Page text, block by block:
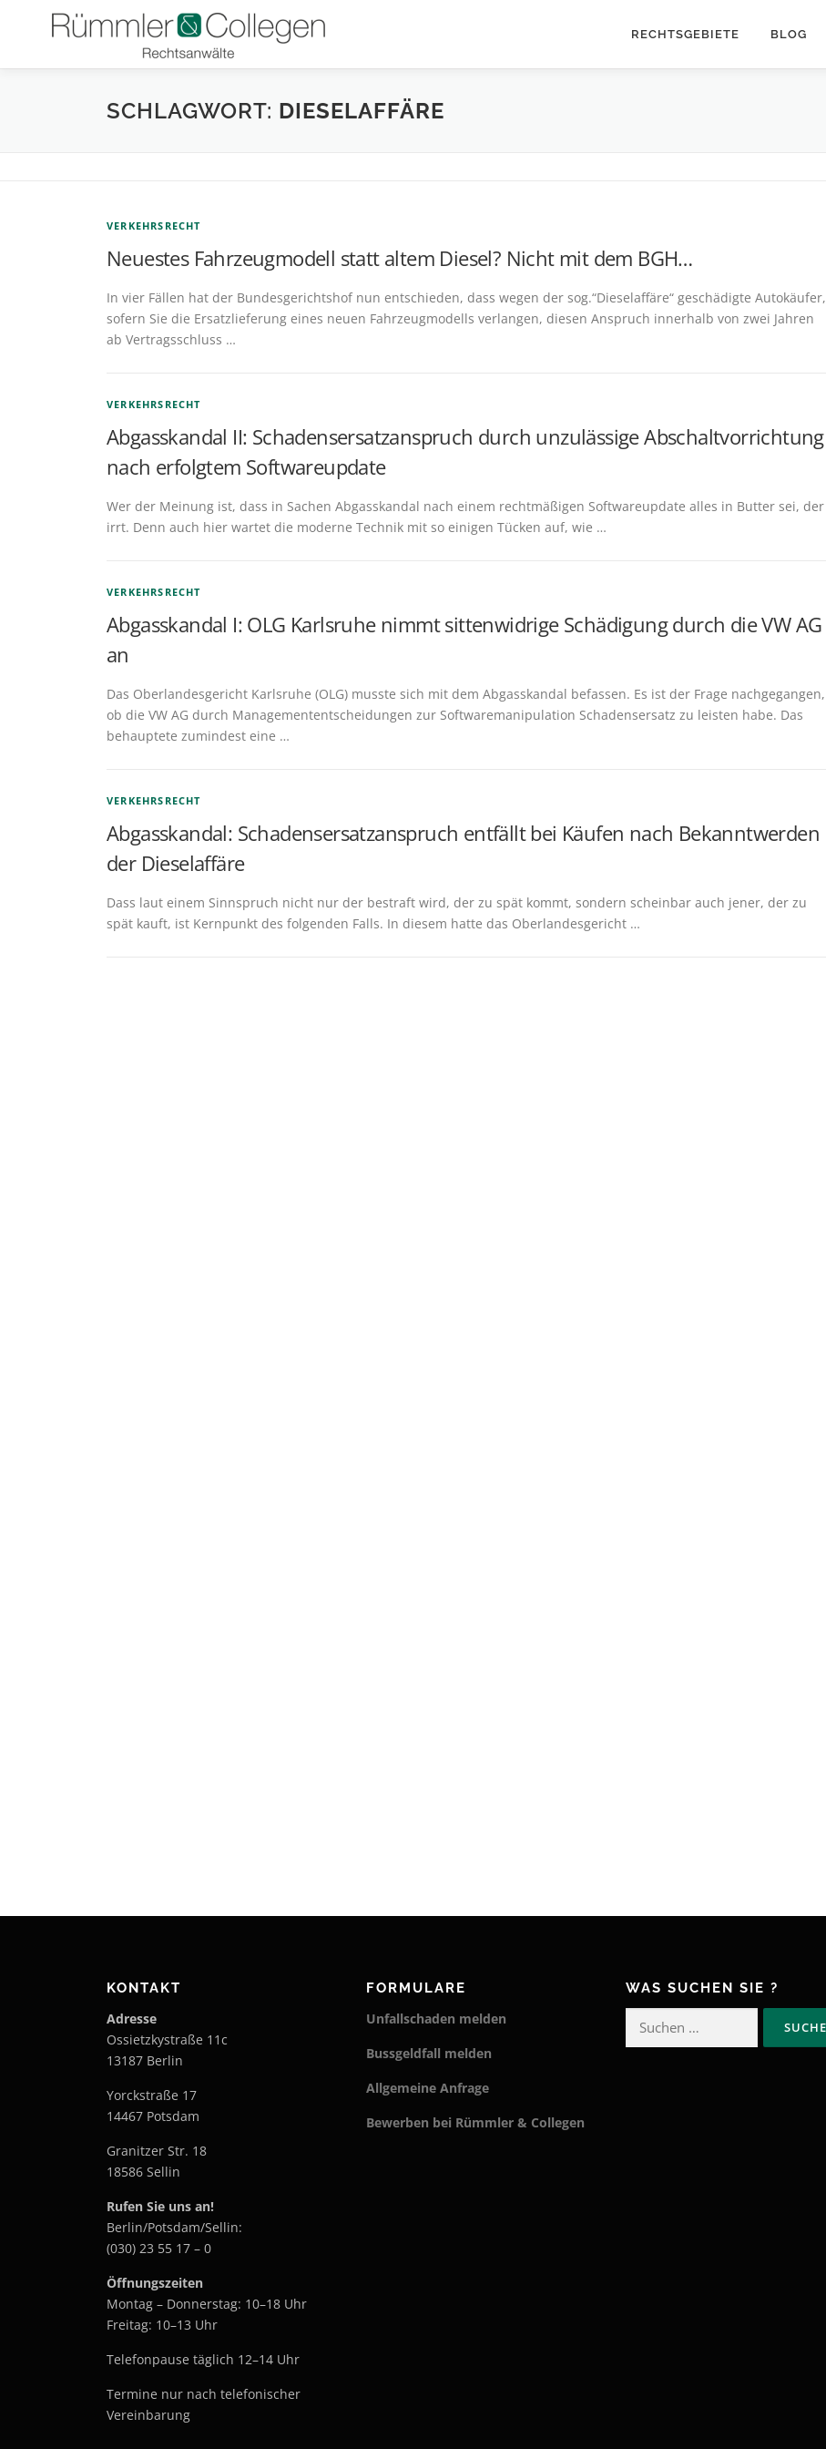
RECHTSGEBIETE BLOG
SCHLAGWORT: DIESELAFFÄRE
VERKEHRSRECHT
Neuestes Fahrzeugmodell statt altem Diesel? Nicht mit dem BGH…
In vier Fällen hat der Bundesgerichtshof nun entschieden, dass wegen der sog.“Dieselaffäre“ geschädigte Autokäufer,
sofern Sie die Ersatzlieferung eines neuen Fahrzeugmodells verlangen, diesen Anspruch innerhalb von zwei Jahren
ab Vertragsschluss …
VERKEHRSRECHT
Abgasskandal II: Schadensersatzanspruch durch unzulässige Abschaltvorrichtung
nach erfolgtem Softwareupdate
Wer der Meinung ist, dass in Sachen Abgasskandal nach einem rechtmäßigen Softwareupdate alles in Butter sei, der
irrt. Denn auch hier wartet die moderne Technik mit so einigen Tücken auf, wie …
VERKEHRSRECHT
Abgasskandal I: OLG Karlsruhe nimmt sittenwidrige Schädigung durch die VW AG
an
Das Oberlandesgericht Karlsruhe (OLG) musste sich mit dem Abgasskandal befassen. Es ist der Frage nachgegangen,
ob die VW AG durch Managemententscheidungen zur Softwaremanipulation Schadensersatz zu leisten habe. Das
behauptete zumindest eine …
VERKEHRSRECHT
Abgasskandal: Schadensersatzanspruch entfällt bei Käufen nach Bekanntwerden
der Dieselaffäre
Dass laut einem Sinnspruch nicht nur der bestraft wird, der zu spät kommt, sondern scheinbar auch jener, der zu
spät kauft, ist Kernpunkt des folgenden Falls. In diesem hatte das Oberlandesgericht …
KONTAKT
Adresse
Ossietzkystraße 11c
13187 Berlin
Yorckstraße 17
14467 Potsdam
Granitzer Str. 18
18586 Sellin
Rufen Sie uns an!
Berlin/Potsdam/Sellin:
(030) 23 55 17 – 0
Öffnungszeiten
Montag – Donnerstag: 10–18 Uhr
Freitag: 10–13 Uhr
Telefonpause täglich 12–14 Uhr
Termine nur nach telefonischer
Vereinbarung
FORMULARE
Unfallschaden melden
Bussgeldfall melden
Allgemeine Anfrage
Bewerben bei Rümmler & Collegen
WAS SUCHEN SIE ?
Suchen
nach: